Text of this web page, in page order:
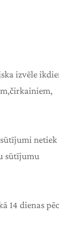
izvēle
netiek
sūtījumu
14 dienas pēc